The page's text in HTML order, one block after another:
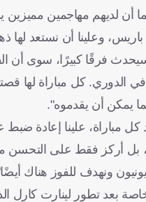
لديهم مهاجمين مميزين
وعلينا أن نستعد لها
سيحدث فرقًا كبيرًا، سوى
في الكأس وفزنا (4-0)، ثم خسرنا أمامهم في
يمكن أن يقدموه".
مباراة، علينا إعادة ضبط
المباراة التالية. لا أشعر بأننا حققنا 16
ونهدف للفوز هناك
بعد تطور لينارت كارل